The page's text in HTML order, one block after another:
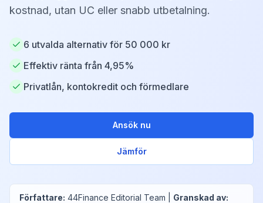
kostnad, utan UC eller snabb utbetalning.
6 utvalda alternativ för 50 000 kr
Effektiv ränta från 4,95%
Privatlån, kontokredit och förmedlare
Ansök nu
Jämför
Författare: 44Finance Editorial Team Granskad av: